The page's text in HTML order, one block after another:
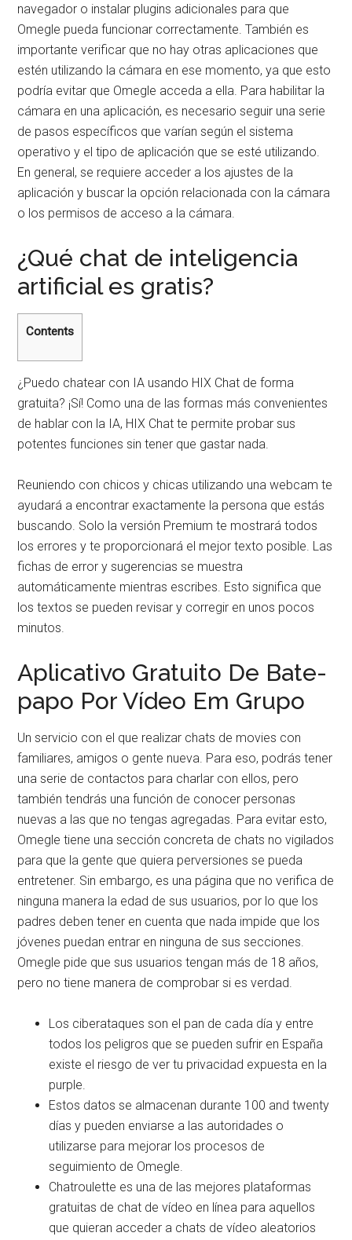
navegador o instalar plugins adicionales para que
Omegle pueda funcionar correctamente. También es
importante verificar que no hay otras aplicaciones que
estén utilizando la cámara en ese momento, ya que esto
podría evitar que Omegle acceda a ella. Para habilitar la
cámara en una aplicación, es necesario seguir una serie
de pasos específicos que varían según el sistema
operativo y el tipo de aplicación que se esté utilizando.
En general, se requiere acceder a los ajustes de la
aplicación y buscar la opción relacionada con la cámara
o los permisos de acceso a la cámara.
¿Qué chat de inteligencia
artificial es gratis?
Contents
¿Puedo chatear con IA usando HIX Chat de forma
gratuita? ¡Sí! Como una de las formas más convenientes
de hablar con la IA, HIX Chat te permite probar sus
potentes funciones sin tener que gastar nada.
Reuniendo con chicos y chicas utilizando una webcam te
ayudará a encontrar exactamente la persona que estás
buscando. Solo la versión Premium te mostrará todos
los errores y te proporcionará el mejor texto posible. Las
fichas de error y sugerencias se muestra
automáticamente mientras escribes. Esto significa que
los textos se pueden revisar y corregir en unos pocos
minutos.
Aplicativo Gratuito De Bate-
papo Por Vídeo Em Grupo
Un servicio con el que realizar chats de movies con
familiares, amigos o gente nueva. Para eso, podrás tener
una serie de contactos para charlar con ellos, pero
también tendrás una función de conocer personas
nuevas a las que no tengas agregadas. Para evitar esto,
Omegle tiene una sección concreta de chats no vigilados
para que la gente que quiera perversiones se pueda
entretener. Sin embargo, es una página que no verifica de
ninguna manera la edad de sus usuarios, por lo que los
padres deben tener en cuenta que nada impide que los
jóvenes puedan entrar en ninguna de sus secciones.
Omegle pide que sus usuarios tengan más de 18 años,
pero no tiene manera de comprobar si es verdad.
Los ciberataques son el pan de cada día y entre
todos los peligros que se pueden sufrir en España
existe el riesgo de ver tu privacidad expuesta en la
purple.
Estos datos se almacenan durante 100 and twenty
días y pueden enviarse a las autoridades o
utilizarse para mejorar los procesos de
seguimiento de Omegle.
Chatroulette es una de las mejores plataformas
gratuitas de chat de vídeo en línea para aquellos
que quieran acceder a chats de vídeo aleatorios